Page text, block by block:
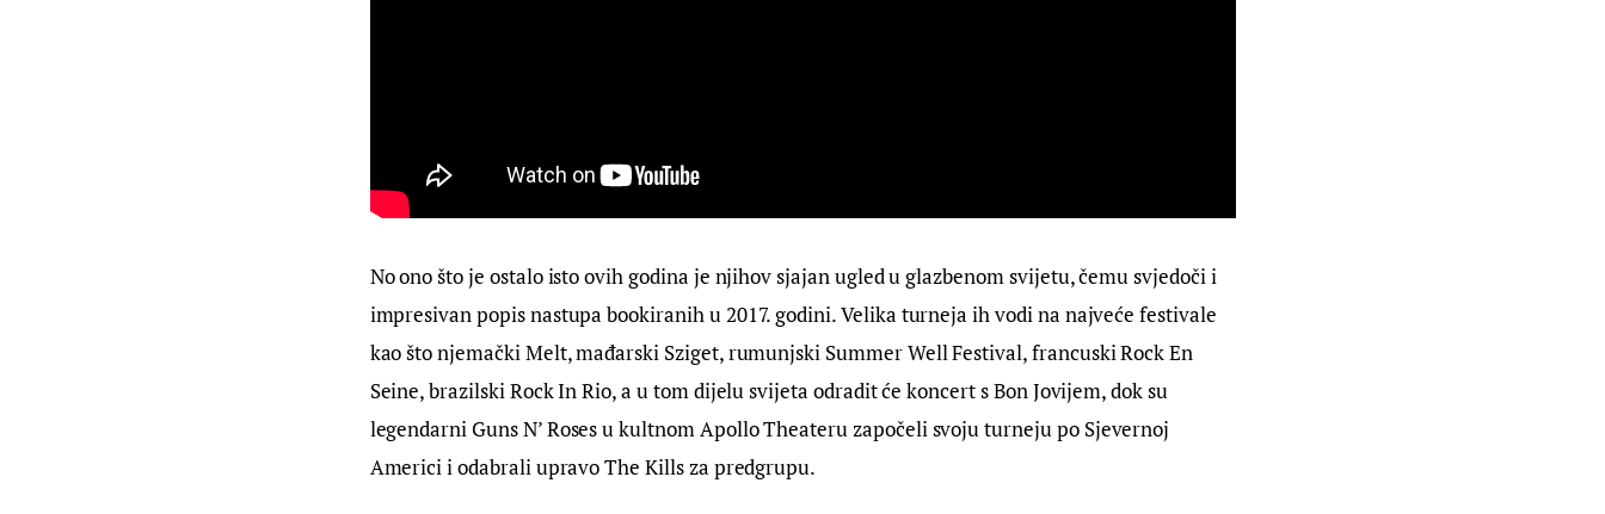
No ono što je ostalo isto ovih godina je njihov sjajan ugled u glazbenom svijetu, čemu svjedoči i
impresivan popis nastupa bookiranih u 2017. godini. Velika turneja ih vodi na najveće festivale
kao što njemački Melt, mađarski Sziget, rumunjski Summer Well Festival, francuski Rock En
Seine, brazilski Rock In Rio, a u tom dijelu svijeta odradit će koncert s Bon Jovijem, dok su
legendarni Guns N’ Roses u kultnom Apollo Theateru započeli svoju turneju po Sjevernoj
Americi i odabrali upravo The Kills za predgrupu.